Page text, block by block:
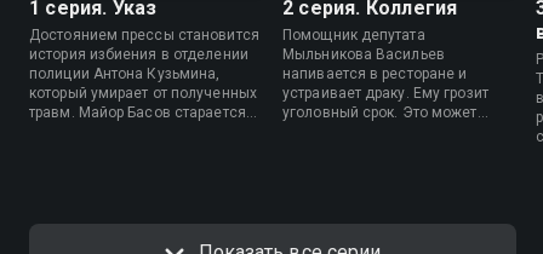
1 серия. Указ
Достоянием прессы становится
история избиения в отделении
полиции Антона Кузьмина,
который умирает от полученных
травм. Майор Басов старается
2 серия. Коллегия
Помощник депутата
Мыльникова Васильев
напивается в ресторане и
устраивает драку. Ему грозит
уголовный срок. Это может
поддержке.